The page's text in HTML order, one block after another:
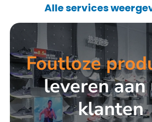
Alle services
Foutloze
leveren aan
klanten